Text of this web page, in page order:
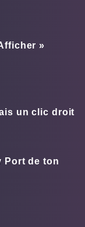
»
un clic droit
Port de ton